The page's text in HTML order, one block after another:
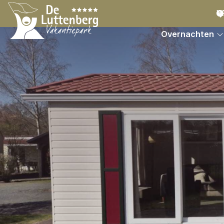
Overnachten